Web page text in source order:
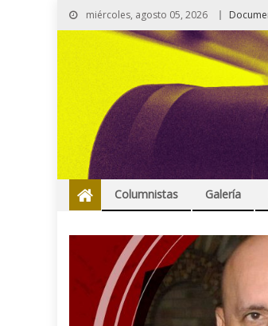
miércoles, agosto 05, 2026
Columnistas Galería